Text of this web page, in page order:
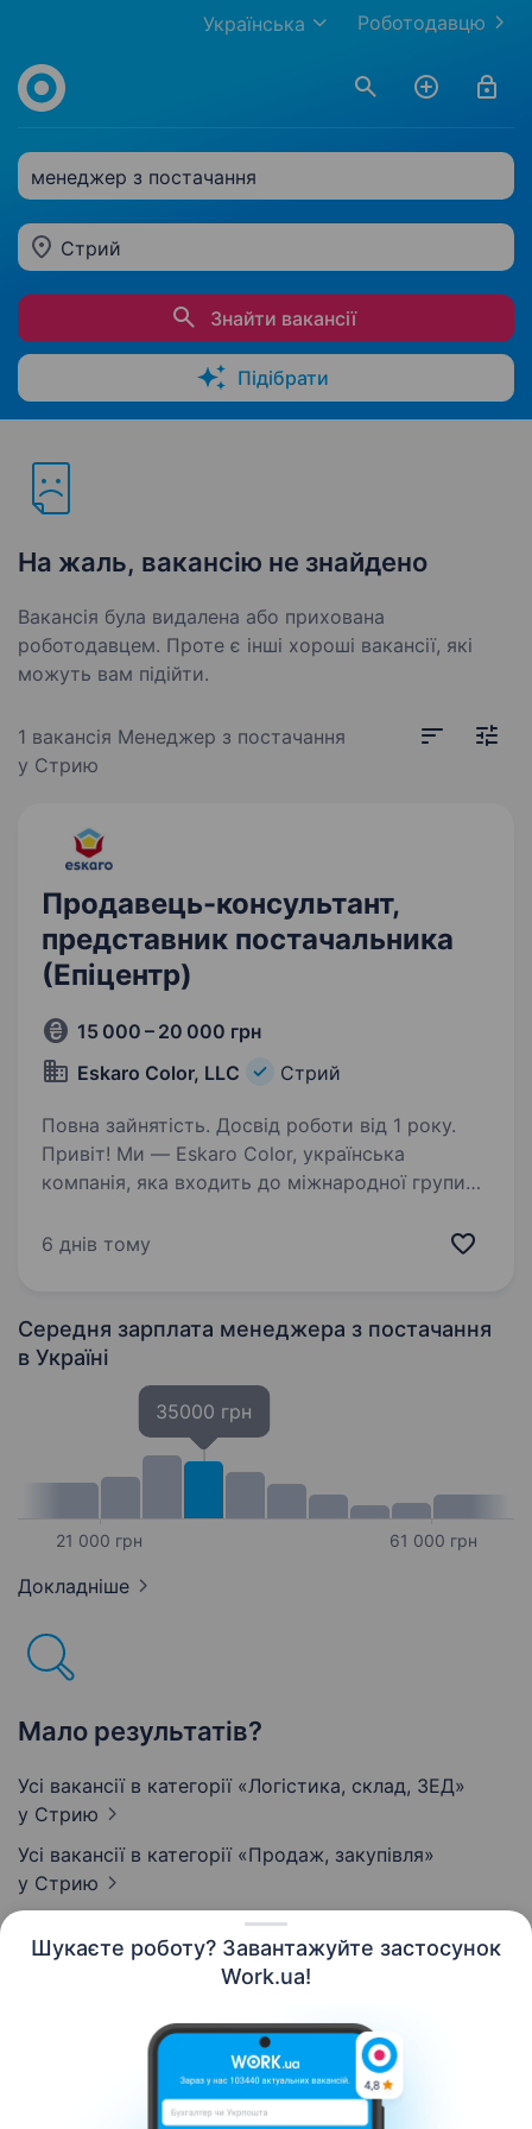
Шукаєте роботу? Завантажуйте застосунок
Work.ua!
Роботодавцю
Українська
менеджер з постачання
Стрий
Знайти вакансії
Підібрати
На жаль, вакансію не знайдено
Вакансія була видалена або прихована
роботодавцем. Проте є інші хороші вакансії, які
можуть вам підійти.
1 вакансія Менеджер з постачання
у Стрию
Продавець-консультант,
представник постачальника
(Епіцентр)
15 000 – 20 000 грн
Eskaro Color, LLC
Стрий
Повна зайнятість. Досвід роботи від 1 року.
Привіт! Ми — Eskaro Color, українська
компанія, яка входить до міжнародної групи
матеріали, які допомагають наповнити життя
6 днів тому
Середня зарплата менеджера з постачання
в Україні
21 000 грн
35000 грн
61 000 грн
Докладніше
Мало результатів?
Усі вакансії в категорії «Логістика, склад, ЗЕД»
у Стрию
Усі вакансії в категорії «Продаж, закупівля»
у Стрию